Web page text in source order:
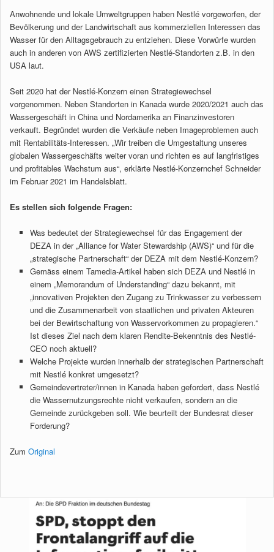
Anwohnende und lokale Umweltgruppen haben Nestlé vorgeworfen, der
Bevölkerung und der Landwirtschaft aus kommerziellen Interessen das
Wasser für den Alltagsgebrauch zu entziehen. Diese Vorwürfe wurden
auch in anderen von AWS zertifizierten Nestlé-Standorten z.B. in den
USA laut.
Seit 2020 hat der Nestlé-Konzern einen Strategiewechsel
vorgenommen. Neben Standorten in Kanada wurde 2020/2021 auch das
Wassergeschäft in China und Nordamerika an Finanzinvestoren
verkauft. Begründet wurden die Verkäufe neben Imageproblemen auch
mit Rentabilitäts-Interessen. „Wir treiben die Umgestaltung unseres
globalen Wassergeschäfts weiter voran und richten es auf langfristiges
und profitables Wachstum aus“, erklärte Nestlé-Konzernchef Schneider
im Februar 2021 im Handelsblatt.
Es stellen sich folgende Fragen:
Was bedeutet der Strategiewechsel für das Engagement der
DEZA in der „Alliance for Water Stewardship (AWS)“ und für die
„strategische Partnerschaft“ der DEZA mit dem Nestlé-Konzern?
Gemäss einem Tamedia-Artikel haben sich DEZA und Nestlé in
einem „Memorandum of Understanding“ dazu bekannt, mit
„innovativen Projekten den Zugang zu Trinkwasser zu verbessern
und die Zusammenarbeit von staatlichen und privaten Akteuren
bei der Bewirtschaftung von Wasservorkommen zu propagieren.“
Ist dieses Ziel nach dem klaren Rendite-Bekenntnis des Nestlé-
CEO noch aktuell?
Welche Projekte wurden innerhalb der strategischen Partnerschaft
mit Nestlé konkret umgesetzt?
Gemeindevertreter/innen in Kanada haben gefordert, dass Nestlé
die Wassernutzungsrechte nicht verkaufen, sondern an die
Gemeinde zurückgeben soll. Wie beurteilt der Bundesrat dieser
Forderung?
Zum Original